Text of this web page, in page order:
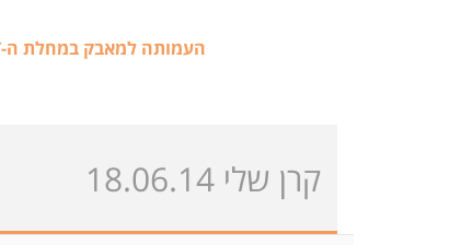
העמותה למאבק במחלת ה-A-T
קרן שלי 18.06.14